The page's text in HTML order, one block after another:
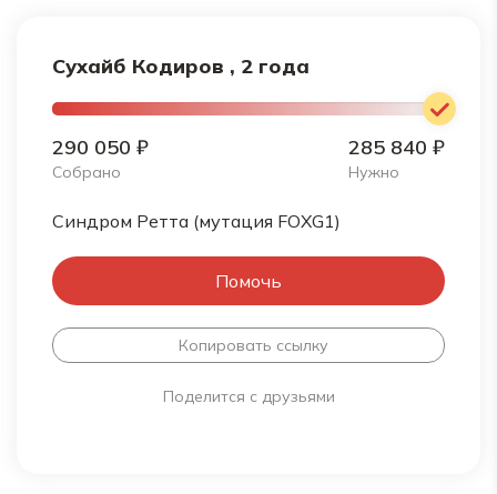
Сухайб Кодиров , 2 года
290 050 ₽
Собрано
285 840 ₽
Нужно
Синдром Ретта (мутация FOXG1)
Помочь
Поделится с друзьями
Копировать ссылку